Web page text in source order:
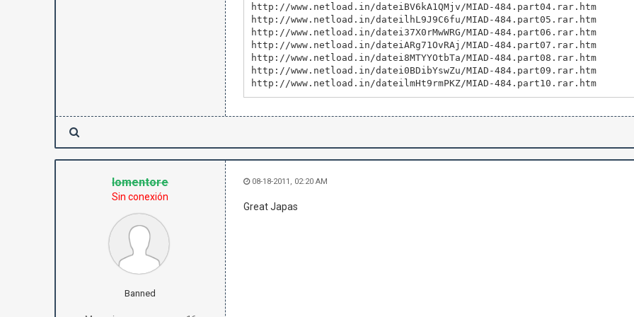
http://www.netload.in/dateiBV6kA1QMjv/MIAD-484.part04.rar.htm
http://www.netload.in/dateilhL9J9C6fu/MIAD-484.part05.rar.htm
http://www.netload.in/datei37X0rMwWRG/MIAD-484.part06.rar.htm
http://www.netload.in/dateiARg71OvRAj/MIAD-484.part07.rar.htm
http://www.netload.in/datei8MTYYOtbTa/MIAD-484.part08.rar.htm
http://www.netload.in/datei0BDibYswZu/MIAD-484.part09.rar.htm
http://www.netload.in/dateilmHt9rmPKZ/MIAD-484.part10.rar.htm
lomentore
Sin conexión
Banned
08-18-2011, 02:20 AM
Great Japas